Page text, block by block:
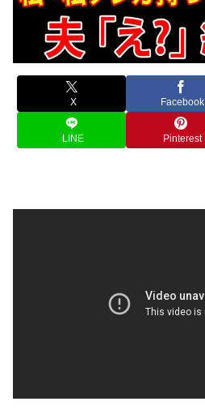
X Facebook
LINE Pinterest